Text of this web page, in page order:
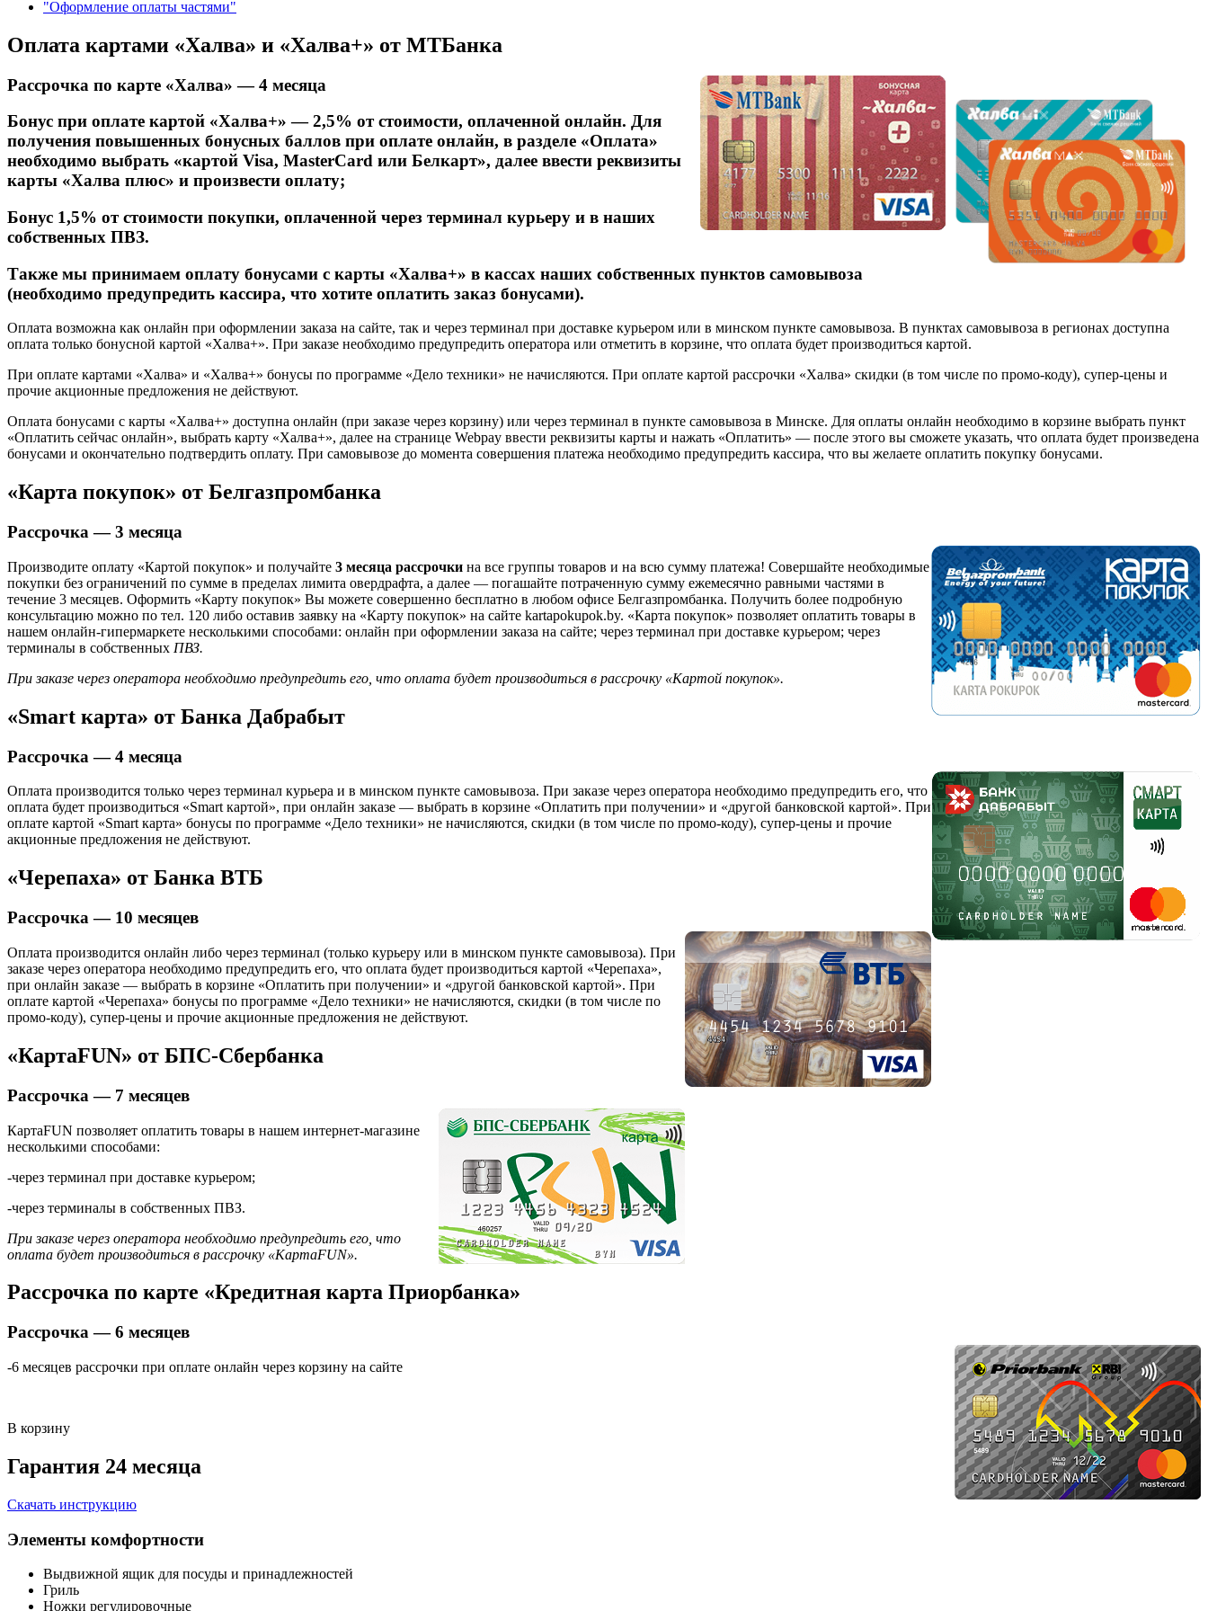
"Оформление оплаты частями"
Оплата картами «Халва» и «Халва+» от МТБанка
Рассрочка по карте «Халва» — 4 месяца
Бонус при оплате картой «Халва+» — 2,5% от стоимости, оплаченной онлайн. Для
получения повышенных бонусных баллов при оплате онлайн, в разделе «Оплата»
необходимо выбрать «картой Visa, MasterCard или Белкарт», далее ввести реквизиты
карты «Халва плюс» и произвести оплату;
Бонус 1,5% от стоимости покупки, оплаченной через терминал курьеру и в наших
собственных ПВЗ.
Также мы принимаем оплату бонусами с карты «Халва+» в кассах наших собственных пунктов самовывоза
(необходимо предупредить кассира, что хотите оплатить заказ бонусами).
Оплата возможна как онлайн при оформлении заказа на сайте, так и через терминал при доставке курьером или в минском пункте самовывоза. В пунктах самовывоза в регионах доступна
оплата только бонусной картой «Халва+». При заказе необходимо предупредить оператора или отметить в корзине, что оплата будет производиться картой.
При оплате картами «Халва» и «Халва+» бонусы по программе «Дело техники» не начисляются. При оплате картой рассрочки «Халва» скидки (в том числе по промо-коду), супер-цены и
прочие акционные предложения не действуют.
Оплата бонусами с карты «Халва+» доступна онлайн (при заказе через корзину) или через терминал в пункте самовывоза в Минске. Для оплаты онлайн необходимо в корзине выбрать пункт
«Оплатить сейчас онлайн», выбрать карту «Халва+», далее на странице Webpay ввести реквизиты карты и нажать «Оплатить» — после этого вы сможете указать, что оплата будет произведена
бонусами и окончательно подтвердить оплату. При самовывозе до момента совершения платежа необходимо предупредить кассира, что вы желаете оплатить покупку бонусами.
«Карта покупок» от Белгазпромбанка
Рассрочка — 3 месяца
Производите оплату «Картой покупок» и получайте 3 месяца рассрочки на все группы товаров и на всю сумму платежа! Совершайте необходимые
покупки без ограничений по сумме в пределах лимита овердрафта, а далее — погашайте потраченную сумму ежемесячно равными частями в
течение 3 месяцев. Оформить «Карту покупок» Вы можете совершенно бесплатно в любом офисе Белгазпромбанка. Получить более подробную
консультацию можно по тел. 120 либо оставив заявку на «Карту покупок» на сайте kartapokupok.by. «Карта покупок» позволяет оплатить товары в
нашем онлайн-гипермаркете несколькими способами: онлайн при оформлении заказа на сайте; через терминал при доставке курьером; через
терминалы в собственных ПВЗ.
При заказе через оператора необходимо предупредить его, что оплата будет производиться в рассрочку «Картой покупок».
«Smart карта» от Банка Дабрабыт
Рассрочка — 4 месяца
Оплата производится только через терминал курьера и в минском пункте самовывоза. При заказе через оператора необходимо предупредить его, что
оплата будет производиться «Smart картой», при онлайн заказе — выбрать в корзине «Оплатить при получении» и «другой банковской картой». При
оплате картой «Smart карта» бонусы по программе «Дело техники» не начисляются, скидки (в том числе по промо-коду), супер-цены и прочие
акционные предложения не действуют.
«Черепаха» от Банка ВТБ
Рассрочка — 10 месяцев
Оплата производится онлайн либо через терминал (только курьеру или в минском пункте самовывоза). При
заказе через оператора необходимо предупредить его, что оплата будет производиться картой «Черепаха»,
при онлайн заказе — выбрать в корзине «Оплатить при получении» и «другой банковской картой». При
оплате картой «Черепаха» бонусы по программе «Дело техники» не начисляются, скидки (в том числе по
промо-коду), супер-цены и прочие акционные предложения не действуют.
«КартаFUN» от БПС-Сбербанка
Рассрочка — 7 месяцев
КартаFUN позволяет оплатить товары в нашем интернет-магазине
несколькими способами:
-через терминал при доставке курьером;
-через терминалы в собственных ПВЗ.
При заказе через оператора необходимо предупредить его, что
оплата будет производиться в рассрочку «КартаFUN».
Рассрочка по карте «Кредитная карта Приорбанка»
Рассрочка — 6 месяцев
-6 месяцев рассрочки при оплате онлайн через корзину на сайте
В корзину
Гарантия 24 месяца
Скачать инструкцию
Элементы комфортности
Выдвижной ящик для посуды и принадлежностей
Гриль
Ножки регулировочные